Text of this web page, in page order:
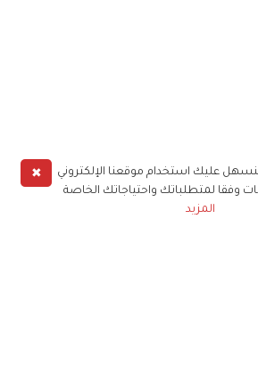
✖
عليك استخدام موقعنا الإلكتروني
وفقا لمتطلباتك واحتياجاتك الخاصة
المزيد